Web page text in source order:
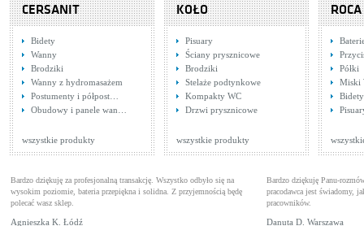
CERSANIT
Bidety
Wanny
Brodziki
Wanny z hydromasażem
Postumenty i półpost…
Obudowy i panele wan…
wszystkie produkty
KOŁO
Pisuary
Ściany prysznicowe
Brodziki
Stelaże podtynkowe
Kompakty WC
Drzwi prysznicowe
wszystkie produkty
ROCA
Półki
Miski
Bidety
Bardzo dziękuję za profesjonalną transakcję. Wszystko odbyło się na
wysokim poziomie, bateria przepiękna i solidna. Z przyjemnością będę
polecać wasz sklep.
Agnieszka K. Łódź
Bardzo dziękuję Panu-
pracodawca jest świadomy,
pracowników.
Danuta D. Warszawa